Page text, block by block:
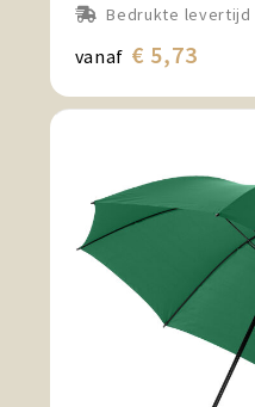
Bedrukte levertijd
vanaf € 5,73